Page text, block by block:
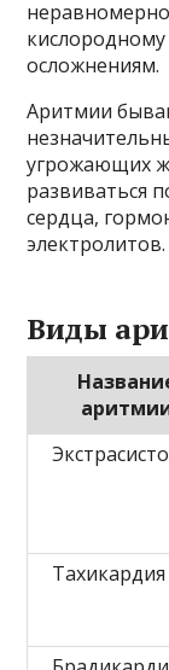
осложнениям.
Аритмии
угрожающих
развиваться
сердца,
электролитов.
Виды
Тахикардия